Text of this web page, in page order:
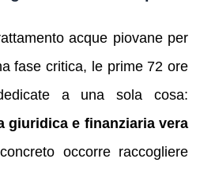
acque piovane per
fase critica, le prime 72 ore
a una sola cosa:
giuridica e finanziaria vera
occorre raccogliere